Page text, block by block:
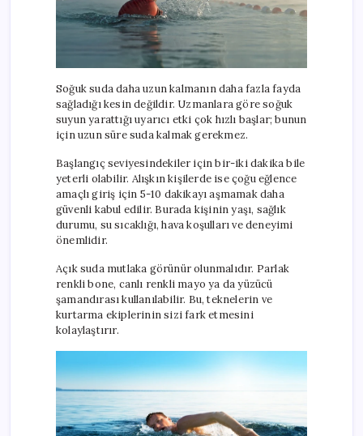
Soğuk suda daha uzun kalmanın daha fazla fayda
sağladığı kesin değildir. Uzmanlara göre soğuk
suyun yarattığı uyarıcı etki çok hızlı başlar; bunun
için uzun süre suda kalmak gerekmez.
Başlangıç seviyesindekiler için bir-iki dakika bile
yeterli olabilir. Alışkın kişilerde ise çoğu eğlence
amaçlı giriş için 5-10 dakikayı aşmamak daha
güvenli kabul edilir. Burada kişinin yaşı, sağlık
durumu, su sıcaklığı, hava koşulları ve deneyimi
önemlidir.
Açık suda mutlaka görünür olunmalıdır. Parlak
renkli bone, canlı renkli mayo ya da yüzücü
şamandırası kullanılabilir. Bu, teknelerin ve
kurtarma ekiplerinin sizi fark etmesini
kolaylaştırır.